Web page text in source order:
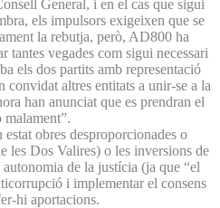
General, i en el cas que sigui
els impulsors exigeixen que se
la rebutja, però, AD800 ha
tantes vegades com sigui necessari
els dos partits amb representació
convidat altres entitats a unir-se a la
han anunciat que es prendran el
obres desproporcionades o
les Dos Valires) o les inversions de
de la justícia (ja que “el
i implementar el consens
hi aportacions.